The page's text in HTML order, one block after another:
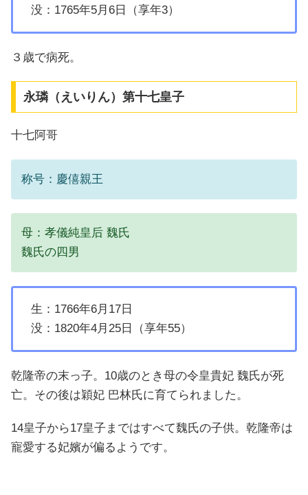
没：1765年5月6日（享年3）
３歳で病死。
永璘（えいりん）第十七皇子
十七阿哥
称号：慶僖親王
母：孝儀純皇后 魏氏
魏氏の四男
生：1766年6月17日
没：1820年4月25日（享年55）
乾隆帝の末っ子。10歳のとき母の令皇貴妃 魏氏が死
亡。その後は穎妃 巴林氏に育てられました。
14皇子から17皇子まではすべて魏氏の子供。乾隆帝は
寵愛する妃嬪が偏るようです。